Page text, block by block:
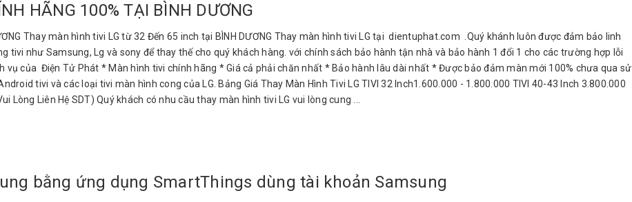
HÃNG 100% TẠI BÌNH DƯƠNG
Thay màn hình tivi LG từ 32 Đến 65 inch tại BÌNH DƯƠNG Thay màn hình tivi LG tại dientuphat.com .Quý khánh luôn được đảm bảo linh
như Samsung, Lg và sony để thay thế cho quý khách hàng. với chính sách bảo hành tận nhà và bảo hành 1 đổi 1 cho các trường hợp lỗi
của Điện Tử Phát * Màn hình tivi chính hãng * Giá cả phải chăn nhất * Bảo hành lâu dài nhất * Được bảo đảm màn mới 100% chưa qua sử
tivi và các loại tivi màn hình cong của LG. Bảng Giá Thay Màn Hình Tivi LG TIVI 32 Inch1.600.000 - 1.800.000 TIVI 40-43 Inch 3.800.000
Lòng Liên Hệ SDT) Quý khách có nhu cầu thay màn hình tivi LG vui lòng cung ...
bằng ứng dụng SmartThings dùng tài khoản Samsung